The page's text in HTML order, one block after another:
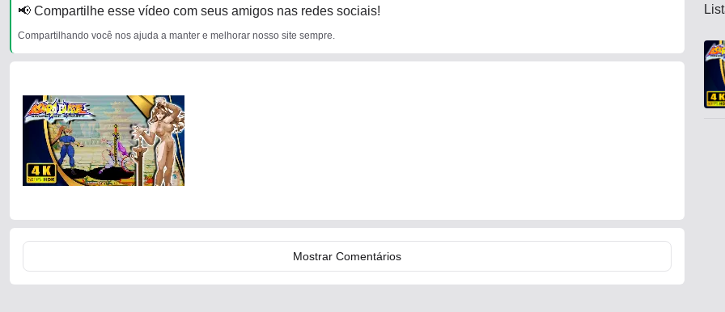
📢 Compartilhe esse vídeo com seus amigos nas redes sociais!
Compartilhando você nos ajuda a manter e melhorar nosso site sempre.
Mostrar Comentários